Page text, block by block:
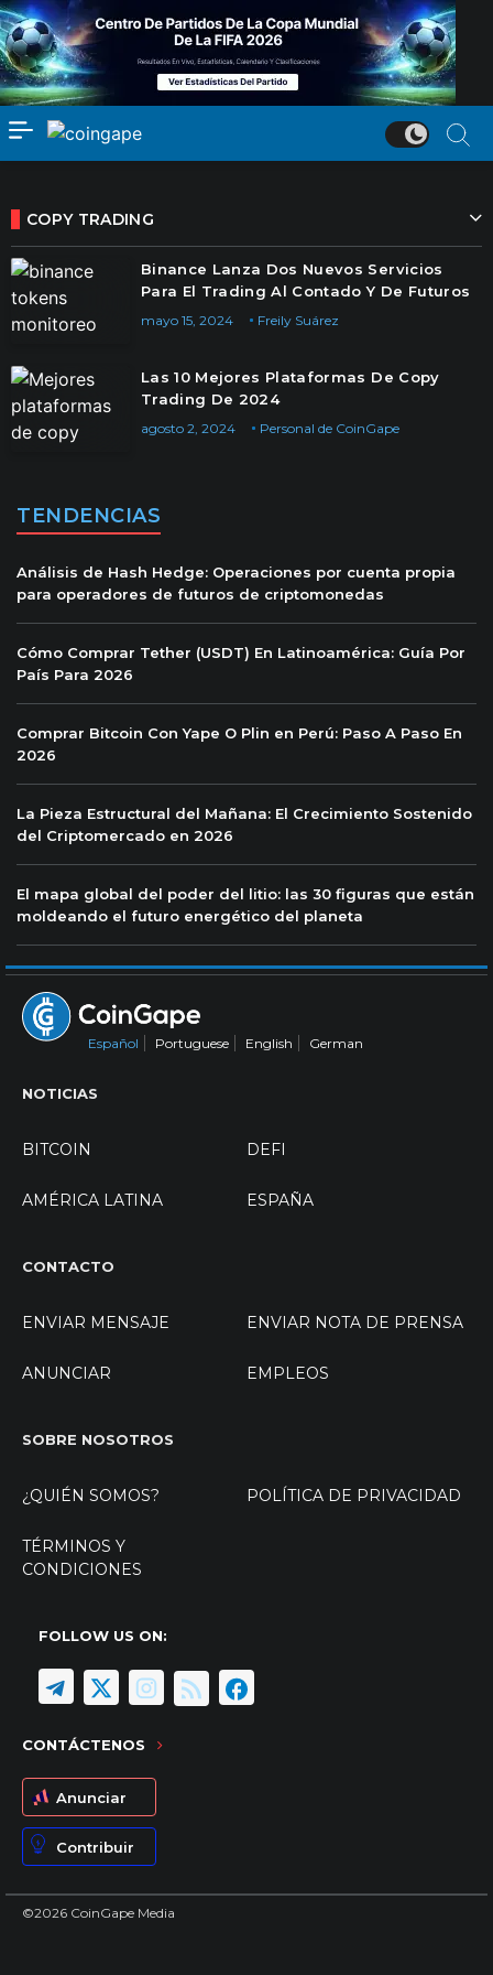
COPY TRADING
Binance Lanza Dos Nuevos Servicios
Para El Trading Al Contado Y De Futuros
Freily Suárez
mayo 15, 2024
Las 10 Mejores Plataformas De Copy
Trading De 2024
Personal de CoinGape
agosto 2, 2024
TENDENCIAS
Análisis de Hash Hedge: Operaciones por cuenta propia
para operadores de futuros de criptomonedas
Cómo Comprar Tether (USDT) En Latinoamérica: Guía Por
País Para 2026
Comprar Bitcoin Con Yape O Plin en Perú: Paso A Paso En
2026
La Pieza Estructural del Mañana: El Crecimiento Sostenido
del Criptomercado en 2026
El mapa global del poder del litio: las 30 figuras que están
moldeando el futuro energético del planeta
Español Portuguese English German
NOTICIAS
BITCOIN DEFI
AMÉRICA LATINA ESPAÑA
CONTACTO
ENVIAR MENSAJE ENVIAR NOTA DE PRENSA
ANUNCIAR EMPLEOS
SOBRE NOSOTROS
¿QUIÉN SOMOS? POLÍTICA DE PRIVACIDAD
TÉRMINOS Y
CONDICIONES
FOLLOW US ON:
CONTÁCTENOS
Anunciar
Contribuir
©2026 CoinGape Media